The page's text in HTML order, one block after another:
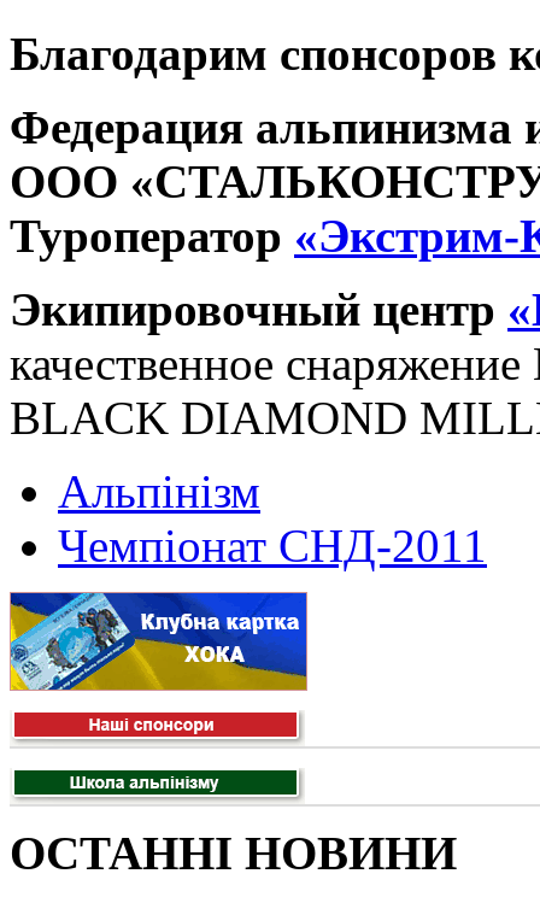
Благодарим спонсоров
Федерация альпинизма
ООО
Туроператор «Экстрим-
Экипировочный центр
качественное
BLACK DIAMOND
Альпінізм
Чемпіонат СНД-2011
ОСТАННІ НОВИНИ